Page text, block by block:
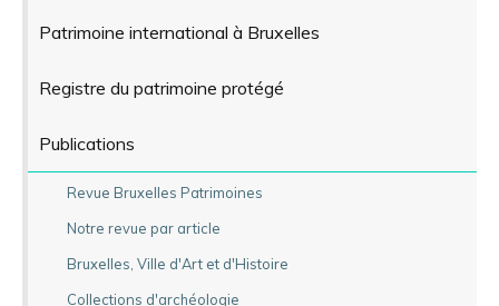
Patrimoine international à Bruxelles
Registre du patrimoine protégé
Publications
Revue Bruxelles Patrimoines
Notre revue par article
Bruxelles, Ville d'Art et d'Histoire
Collections d'archéologie